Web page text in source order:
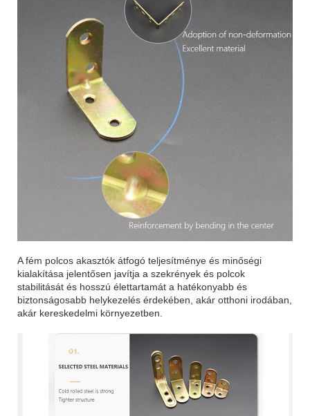
A fém polcos akasztók átfogó teljesítménye és minőségi
kialakítása jelentősen javítja a szekrények és polcok
stabilitását és hosszú élettartamát a hatékonyabb és
biztonságosabb helykezelés érdekében, akár otthoni irodában,
akár kereskedelmi környezetben.